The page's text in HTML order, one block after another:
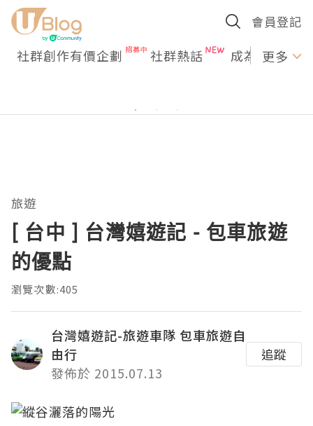
會員登記
社群創作有價企劃 社群熱話 成為U更多
旅遊
[ 台中 ] 台灣嬉遊記 - 包車旅遊
的優點
瀏覽次數:405
台灣嬉遊記-旅遊車隊 包車旅遊自
由行
發佈於 2015.07.13
追蹤